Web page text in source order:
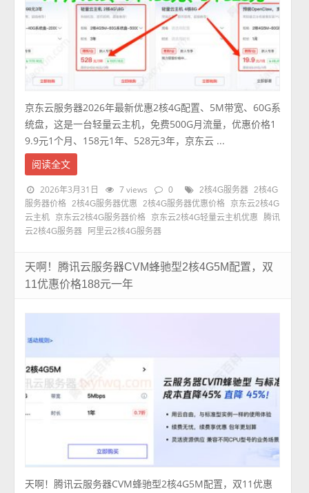
京东云服务器2026年最新优惠2核4G配置、5M带宽、60G系
统盘，这是一台轻量云主机，免费500G月流量，优惠价格1
9.9元1个月、158元1年、528元3年，京东云 ...
阅读全文
2026年3月31日 7 views 0 2核4G服务器
2核4G
服务器价格
2核4G服务器优惠 2核4G服务器优惠价格
京东云2核4G
云主机
京东云2核4G服务器价格 京东云2核4G轻量云主机优惠
腾讯
云2核4G服务器
阿里云2核4G服务器
天啊！腾讯云服务器CVM蜂驰型2核4G5M配置，双
11优惠价格188元一年
天啊！腾讯云服务器CVM蜂驰型2核4G5M配置，双11优惠